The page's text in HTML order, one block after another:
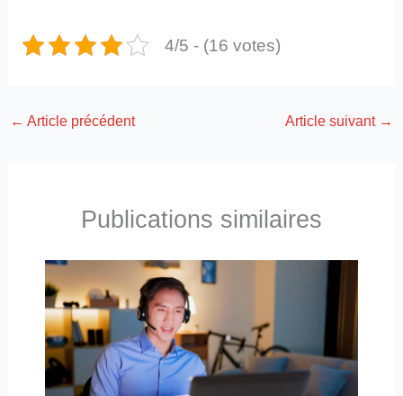
4/5 - (16 votes)
← Article précédent Article suivant →
Publications similaires